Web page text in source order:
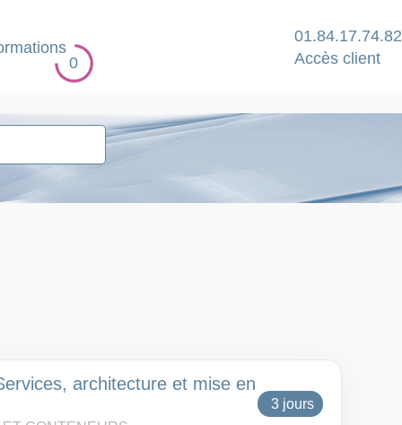
0
01.84.17.74.82
Accès client
architecture et mise en
3 jours